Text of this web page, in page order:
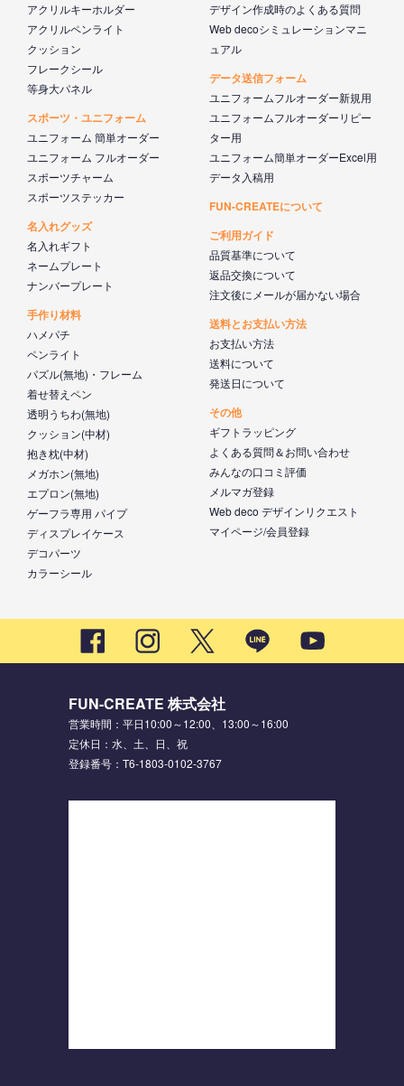
アクリルキーホルダー
アクリルペンライト
クッション
フレークシール
等身大パネル
スポーツ・ユニフォーム
ユニフォーム 簡単オーダー
ユニフォーム フルオーダー
スポーツチャーム
スポーツステッカー
名入れグッズ
名入れギフト
ネームプレート
ナンバープレート
手作り材料
ハメパチ
ペンライト
パズル(無地)・フレーム
着せ替えペン
透明うちわ(無地)
クッション(中材)
抱き枕(中材)
メガホン(無地)
エプロン(無地)
ゲーフラ専用 パイプ
ディスプレイケース
デコパーツ
カラーシール
デザイン作成時のよくある質問
Web decoシミュレーションマニ
ュアル
データ送信フォーム
ユニフォームフルオーダー新規用
ユニフォームフルオーダーリピー
ター用
ユニフォーム簡単オーダーExcel用
データ入稿用
FUN-CREATEについて
ご利用ガイド
品質基準について
返品交換について
注文後にメールが届かない場合
送料とお支払い方法
お支払い方法
送料について
発送日について
その他
ギフトラッピング
よくある質問＆お問い合わせ
みんなの口コミ評価
メルマガ登録
Web deco デザインリクエスト
マイページ/会員登録
FUN-CREATE 株式会社
営業時間：平日10:00～12:00、13:00～16:00
定休日：水、土、日、祝
登録番号：T6-1803-0102-3767